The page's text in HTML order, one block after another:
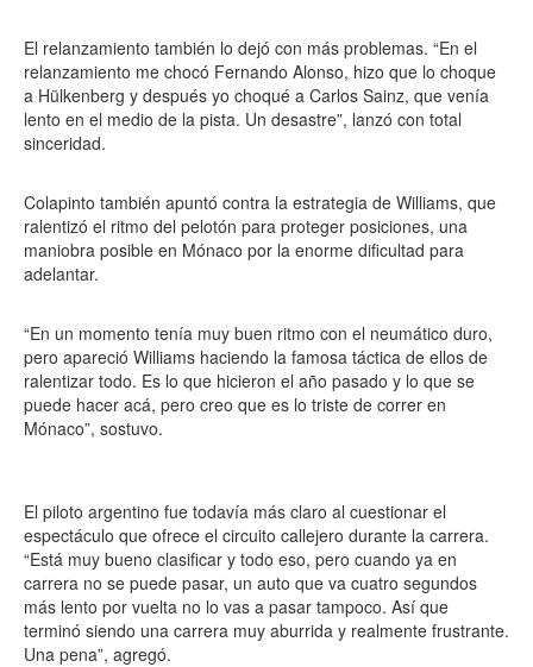
El relanzamiento también lo dejó con más problemas. “En el
relanzamiento me chocó Fernando Alonso, hizo que lo choque
a Hülkenberg y después yo choqué a Carlos Sainz, que venía
lento en el medio de la pista. Un desastre”, lanzó con total
sinceridad.
Colapinto también apuntó contra la estrategia de Williams, que
ralentizó el ritmo del pelotón para proteger posiciones, una
maniobra posible en Mónaco por la enorme dificultad para
adelantar.
“En un momento tenía muy buen ritmo con el neumático duro,
pero apareció Williams haciendo la famosa táctica de ellos de
ralentizar todo. Es lo que hicieron el año pasado y lo que se
puede hacer acá, pero creo que es lo triste de correr en
Mónaco”, sostuvo.
El piloto argentino fue todavía más claro al cuestionar el
espectáculo que ofrece el circuito callejero durante la carrera.
“Está muy bueno clasificar y todo eso, pero cuando ya en
carrera no se puede pasar, un auto que va cuatro segundos
más lento por vuelta no lo vas a pasar tampoco. Así que
terminó siendo una carrera muy aburrida y realmente frustrante.
Una pena”, agregó.